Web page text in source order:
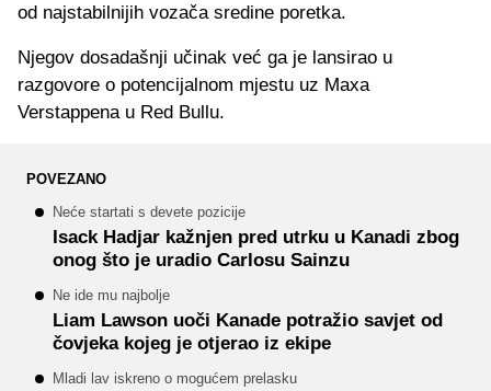
od najstabilnijih vozača sredine poretka.
Njegov dosadašnji učinak već ga je lansirao u
razgovore o potencijalnom mjestu uz Maxa
Verstappena u Red Bullu.
POVEZANO
Neće startati s devete pozicije
Isack Hadjar kažnjen pred utrku u Kanadi zbog
onog što je uradio Carlosu Sainzu
Ne ide mu najbolje
Liam Lawson uoči Kanade potražio savjet od
čovjeka kojeg je otjerao iz ekipe
Mladi lav iskreno o mogućem prelasku